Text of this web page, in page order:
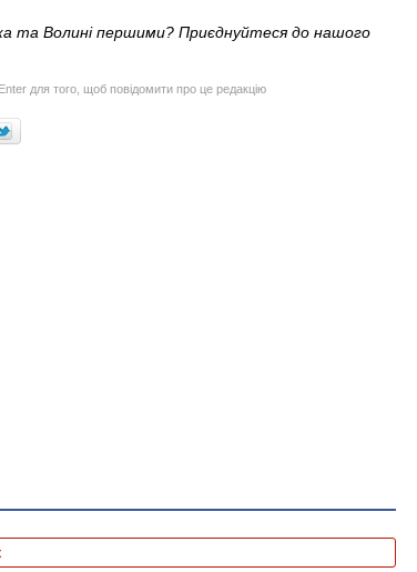
та Волині першими? Приєднуйтеся до нашого
для того, щоб повідомити про це редакцію